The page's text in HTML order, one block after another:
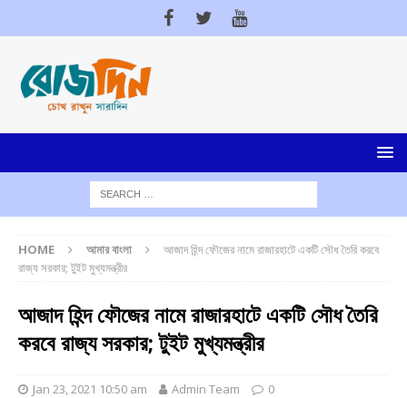
HOME আমার বাংলা
আজাদ হিন্দ ফৌজের নামে রাজারহাটে একটি সৌধ তৈরি করবে
রাজ্য সরকার; টুইট মুখ্যমন্ত্রীর
আজাদ হিন্দ ফৌজের নামে রাজারহাটে একটি সৌধ তৈরি
করবে রাজ্য সরকার; টুইট মুখ্যমন্ত্রীর
Jan 23, 2021 10:50 am Admin Team 0